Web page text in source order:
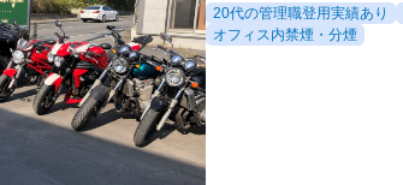
20代の管理職登用実績あり
オフィス内禁煙・分煙